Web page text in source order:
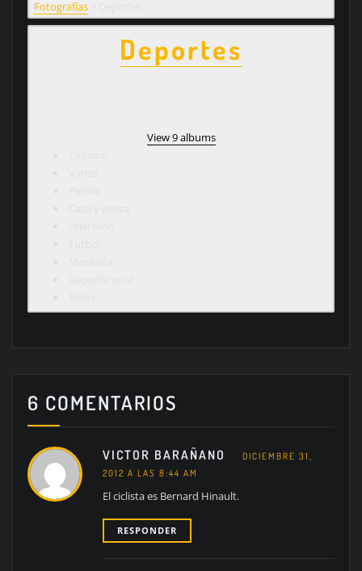
Fotografías>
Deportes
View 9 albums
6 COMENTARIOS
VICTOR BARAÑANO
DICIEMBRE 31,
2012 A LAS 8:44 AM
El ciclista es Bernard Hinault.
RESPONDER